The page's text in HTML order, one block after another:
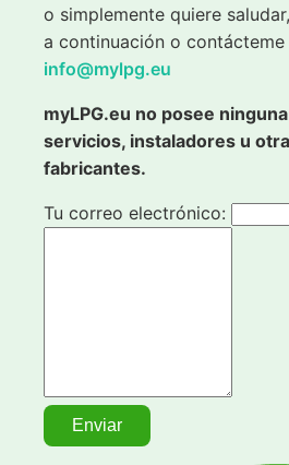
o simplemente quiere
a continuación o
info@mylpg.eu
myLPG.eu no posee
servicios, instaladores u
fabricantes.
Tu correo electrónico: